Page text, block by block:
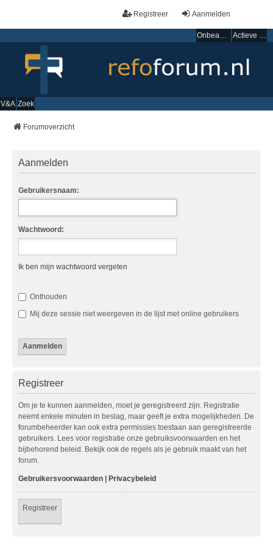
Aanmelden
Registreer
Onbeantwoorde onderwerpen Actieve onderwerpen
V&A Zoek
Forumoverzicht
Aanmelden
Gebruikersnaam:
Wachtwoord:
Ik ben mijn wachtwoord vergeten
Onthouden
Mij deze sessie niet weergeven in de lijst met online gebruikers
Registreer
Om je te kunnen aanmelden, moet je geregistreerd zijn. Registratie
neemt enkele minuten in beslag, maar geeft je extra mogelijkheden. De
forumbeheerder kan ook extra permissies toestaan aan geregistreerde
gebruikers. Lees voor registratie onze gebruiksvoorwaarden en het
bijbehorend beleid. Bekijk ook de regels als je gebruik maakt van het
forum.
Gebruikersvoorwaarden | Privacybeleid
Registreer